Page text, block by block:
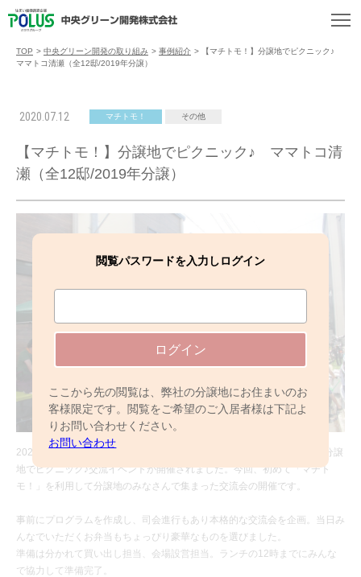
TOP > 中央グリーン開発の取り組み > 事例紹介 >
【マチトモ！】分譲地でピクニック♪
ママトコ清瀬（全12邸/2019年分譲）
2020.07.12 マチトモ！ その他
【マチトモ！】分譲地でピクニック♪ ママトコ清
瀬（全12邸/2019年分譲）
閲覧パスワードを入力しログイン
ログイン
ここから先の閲覧は、弊社の分譲地にお住まいのお
客様限定です。閲覧をご希望のご入居者様は下記よ
りお問い合わせください。
お問い合わせ
2020年7月12日（日）、「ママトコ清瀬（全12邸/2019年分譲）」にて分譲
地でピクニック♪交流イベントが開催されました。今回、初めて「マチト
モ！」を利用して分譲地のみなさんで集まった交流会の開催です。
事前にプログラムを作成し、司会進行もあり本格的な交流会を企画。当日み
んなでいただくお弁当もちょっぴり豪華なものを選びました。
準備は分かれて買い出し担当、会場設営担当。ランチの12時までにみんな
で協力して準備完了。